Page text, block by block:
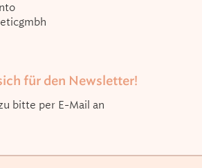
für den Newsletter!
bitte per E-Mail an